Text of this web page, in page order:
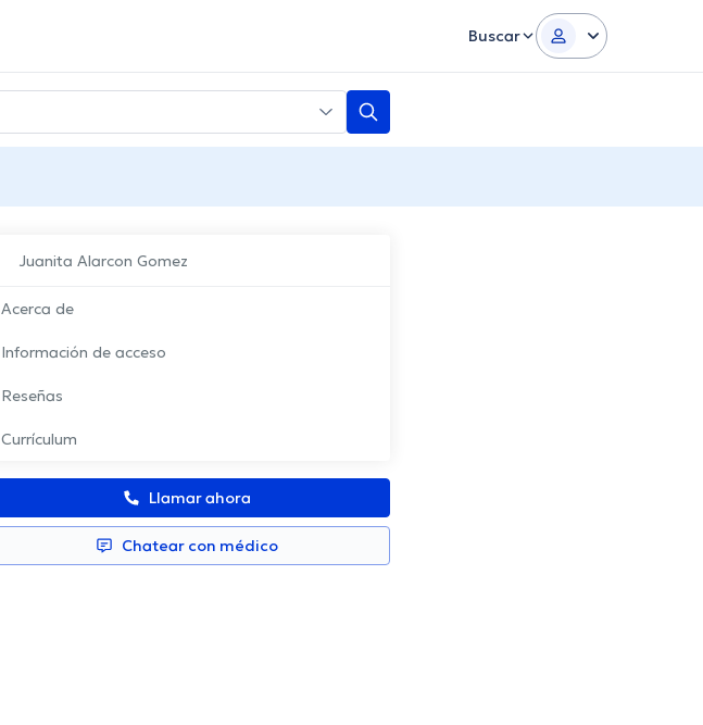
Buscar
Juanita Alarcon Gomez
Acerca de
Información de acceso
Reseñas
Currículum
Llamar ahora
Chatear con médico